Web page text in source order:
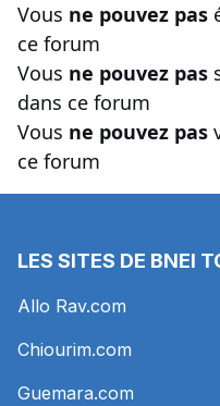
Vous ne pouvez pas
ce forum
Vous ne pouvez pas
dans ce forum
Vous ne pouvez pas
ce forum
LES SITES DE BNEI
Allo Rav.com
Chiourim.com
Guemara.com